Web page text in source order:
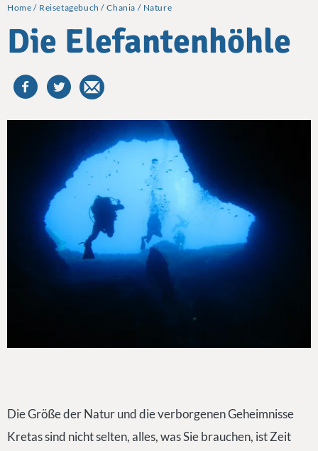
Home Reisetagebuch Chania Nature
Die Elefantenhöhle
Die Größe der Natur und die verborgenen Geheimnisse
Kretas sind nicht selten, alles, was Sie brauchen, ist Zeit